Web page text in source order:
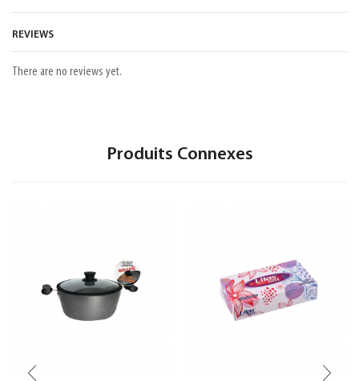
REVIEWS
There are no reviews yet.
Produits Connexes